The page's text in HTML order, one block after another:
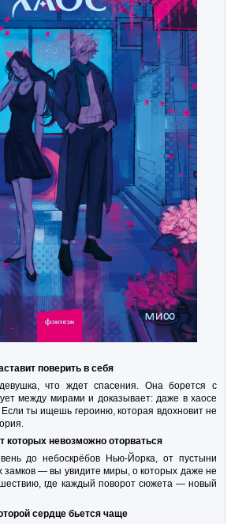
поверить в себя
что ждет спасения. Она борется с
между мирами и доказывает: даже в хаосе
ты ищешь героиню, которая вдохновит не
которых невозможно оторваться
до небоскрёбов Нью-Йорка, от пустыни
замков — вы увидите миры, о которых даже не
где каждый поворот сюжета — новый
сердце бьется чаще